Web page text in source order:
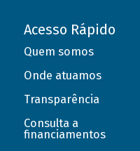
Acesso Rápido
Quem somos
Onde atuamos
Transparência
Consulta a
financiamentos